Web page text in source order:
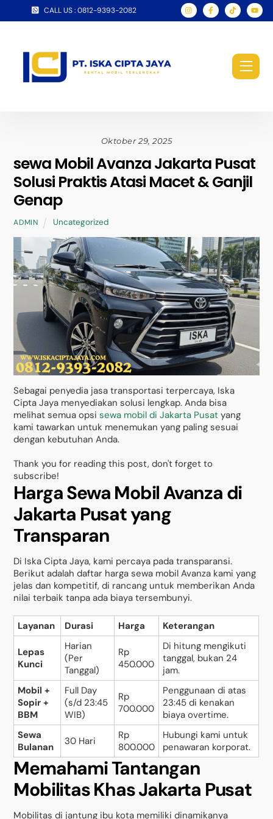
CALL US : 0812-9393-2082
Oktober 29, 2025
sewa Mobil Avanza Jakarta Pusat
Solusi Praktis Atasi Macet & Ganjil
Genap
ADMIN Uncategorized
Sebagai penyedia jasa transportasi terpercaya, Iska
Cipta Jaya menyediakan solusi lengkap. Anda bisa
melihat semua opsisewa mobil di Jakarta Pusat yang
kami tawarkan untuk menemukan yang paling sesuai
dengan kebutuhan Anda.
Thank you for reading this post, don't forget to
subscribe!
Harga Sewa Mobil Avanza di
Jakarta Pusat yang
Transparan
Di Iska Cipta Jaya, kami percaya pada transparansi.
Berikut adalah daftar harga sewa mobil Avanza kami yang
jelas dan kompetitif, di rancang untuk memberikan Anda
nilai terbaik tanpa ada biaya tersembunyi.
Layanan Durasi Harga Keterangan
Lepas
Kunci
Harian
(Per
Tanggal)
Rp
450.000
Di hitung mengikuti
tanggal, bukan 24
jam.
Mobil +
Sopir +
BBM
Full Day
(s/d 23:45
WIB)
Rp
700.000
Penggunaan di atas
23:45 di kenakan
biaya overtime.
Sewa
Bulanan
30 Hari
Rp
800.000
Hubungi kami untuk
penawaran korporat.
Memahami Tantangan
Mobilitas Khas Jakarta Pusat
Mobilitas di jantung ibu kota memiliki dinamikanya